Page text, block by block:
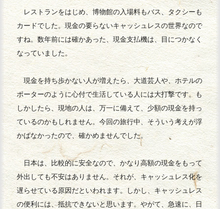
レストランをはじめ、博物館の入場料もバス、タクシーも
カードでした。現金の要らないキャッシュレスの世界なので
すね。数年前には確かあった、現金支払機は、目につかなく
なっていました。
現金を持ち歩かない人が増えたら、大道芸人や、ホテルの
ポーターのように心付で生活している人には大打撃です。も
しかしたら、現地の人は、万一に備えて、少額の現金を持っ
ているのかもしれません。今回の旅行中、そういう考えが浮
かばなかったので、確かめませんでした。
日本は、比較的に安全なので、かなり高額の現金をもって
外出しても不安はありません。それが、キャッシュレス化を
遅らせている原因だといわれます。しかし、キャッシュレス
の便利には、抵抗できないと思います。やがて、急速に、日